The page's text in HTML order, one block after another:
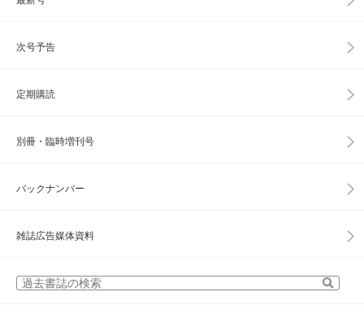
次号予告
定期購読
別冊・臨時増刊号
バックナンバー
雑誌広告媒体資料